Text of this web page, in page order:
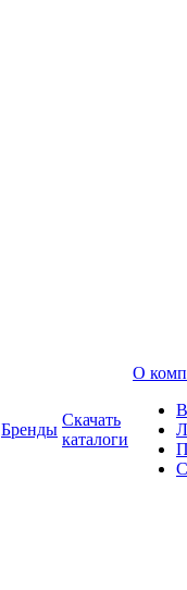
Бренды
Скачать
каталоги
О